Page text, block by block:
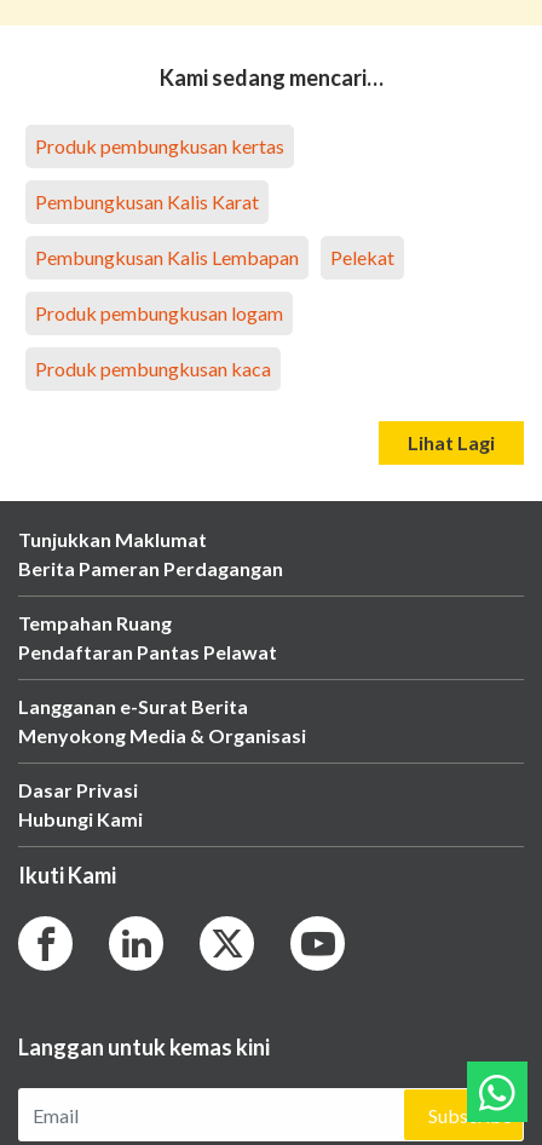
Kami sedang mencari…
Produk pembungkusan kertas
Pembungkusan Kalis Karat
Pembungkusan Kalis Lembapan Pelekat
Produk pembungkusan logam
Produk pembungkusan kaca
Lihat Lagi
Tunjukkan Maklumat
Berita Pameran Perdagangan
Tempahan Ruang
Pendaftaran Pantas Pelawat
Langganan e-Surat Berita
Menyokong Media & Organisasi
Dasar Privasi
Hubungi Kami
Ikuti Kami
Langgan untuk kemas kini
Subscribe